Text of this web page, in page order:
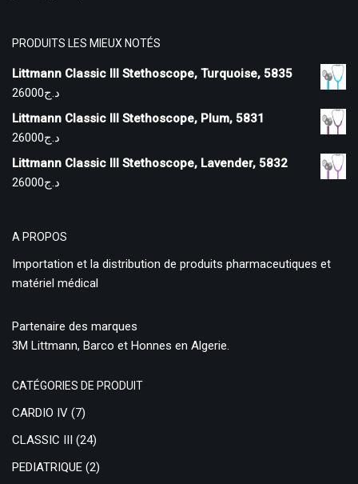
PRODUITS LES MIEUX NOTÉS
Littmann Classic III Stethoscope, Turquoise, 5835
د.ج26000
Littmann Classic III Stethoscope, Plum, 5831
د.ج26000
Littmann Classic III Stethoscope, Lavender, 5832
د.ج26000
A PROPOS
Importation et la distribution de produits pharmaceutiques et
matériel médical
Partenaire des marques
3M Littmann, Barco et Honnes en Algerie.
CATÉGORIES DE PRODUIT
CARDIO IV (7)
CLASSIC III (24)
PEDIATRIQUE (2)